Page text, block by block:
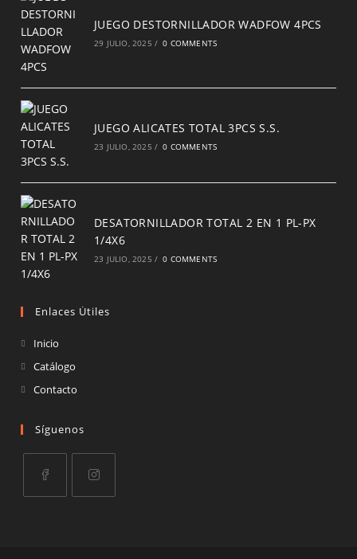
JUEGO DESTORNILLADOR WADFOW 4PCS
29 JULIO, 2025 / 0 COMMENTS
JUEGO ALICATES TOTAL 3PCS S.S.
23 JULIO, 2025 / 0 COMMENTS
DESATORNILLADOR TOTAL 2 EN 1 PL-PX
1/4X6
23 JULIO, 2025 / 0 COMMENTS
Enlaces Útiles
Inicio
Catálogo
Contacto
Síguenos